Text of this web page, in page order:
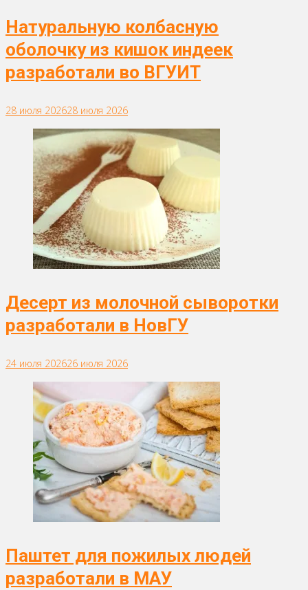
Натуральную колбасную
оболочку из кишок индеек
разработали во ВГУИТ
28 июля 202628 июля 2026
Десерт из молочной сыворотки
разработали в НовГУ
24 июля 202626 июля 2026
Паштет для пожилых людей
разработали в МАУ